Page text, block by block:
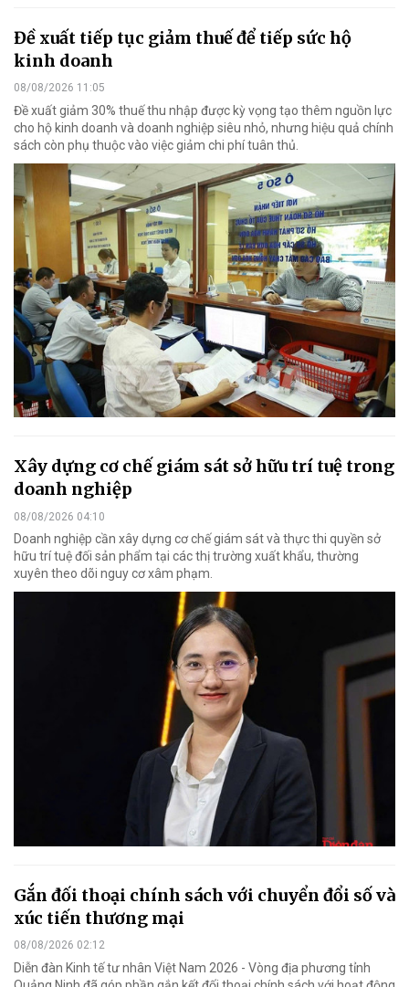
Đề xuất tiếp tục giảm thuế để tiếp sức hộ
kinh doanh
08/08/2026 11:05
Đề xuất giảm 30% thuế thu nhập được kỳ vọng tạo thêm nguồn lực
cho hộ kinh doanh và doanh nghiệp siêu nhỏ, nhưng hiệu quả chính
sách còn phụ thuộc vào việc giảm chi phí tuân thủ.
Xây dựng cơ chế giám sát sở hữu trí tuệ trong
doanh nghiệp
08/08/2026 04:10
Doanh nghiệp cần xây dựng cơ chế giám sát và thực thi quyền sở
hữu trí tuệ đối sản phẩm tại các thị trường xuất khẩu, thường
xuyên theo dõi nguy cơ xâm phạm.
Gắn đối thoại chính sách với chuyển đổi số và
xúc tiến thương mại
08/08/2026 02:12
Diễn đàn Kinh tế tư nhân Việt Nam 2026 - Vòng địa phương tỉnh